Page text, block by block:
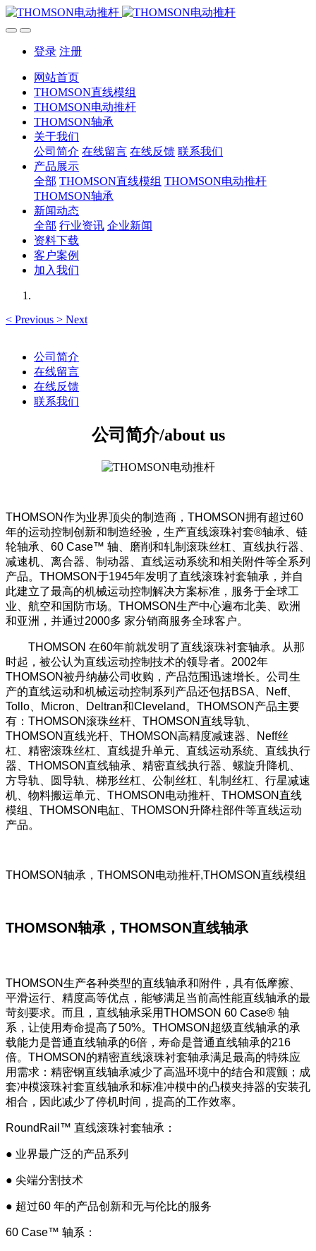
登录 注册
网站首页
THOMSON直线模组
THOMSON电动推杆
THOMSON轴承
关于我们
公司简介 在线留言 在线反馈 联系我们
产品展示
全部 THOMSON直线模组 THOMSON电动推杆
THOMSON轴承
新闻动态
全部 行业资讯 企业新闻
资料下载
客户案例
加入我们
< Previous > Next
公司简介
在线留言
在线反馈
联系我们
公司简介/about us
THOMSON作为业界顶尖的制造商，THOMSON拥有超过60
年的运动控制创新和制造经验，生产直线滚珠衬套®轴承、链
轮轴承、60 Case™ 轴、磨削和轧制滚珠丝杠、直线执行器、
减速机、离合器、制动器、直线运动系统和相关附件等全系列
产品。THOMSON于1945年发明了直线滚珠衬套轴承，并自
此建立了最高的机械运动控制解决方案标准，服务于全球工
业、航空和国防市场。THOMSON生产中心遍布北美、欧洲
和亚洲，并通过2000多 家分销商服务全球客户。
THOMSON 在60年前就发明了直线滚珠衬套轴承。从那
时起，被公认为直线运动控制技术的领导者。2002年
THOMSON被丹纳赫公司收购，产品范围迅速增长。公司生
产的直线运动和机械运动控制系列产品还包括BSA、Neff、
Tollo、Micron、Deltran和Cleveland。THOMSON产品主要
有：THOMSON滚珠丝杆、THOMSON直线导轨、
THOMSON直线光杆、THOMSON高精度减速器、Neff丝
杠、精密滚珠丝杠、直线提升单元、直线运动系统、直线执行
器、THOMSON直线轴承、精密直线执行器、螺旋升降机、
方导轨、圆导轨、梯形丝杠、公制丝杠、轧制丝杠、行星减速
机、物料搬运单元、THOMSON电动推杆、THOMSON直线
模组、THOMSON电缸、THOMSON升降柱部件等直线运动
产品。
THOMSON轴承，THOMSON电动推杆,THOMSON直线模组
THOMSON轴承，THOMSON直线轴承
THOMSON生产各种类型的直线轴承和附件，具有低摩擦、
平滑运行、精度高等优点，能够满足当前高性能直线轴承的最
苛刻要求。而且，直线轴承采用THOMSON 60 Case® 轴
系，让使用寿命提高了50%。THOMSON超级直线轴承的承
载能力是普通直线轴承的6倍，寿命是普通直线轴承的216
倍。THOMSON的精密直线滚珠衬套轴承满足最高的特殊应
用需求：精密钢直线轴承减少了高温环境中的结合和震颤；成
套冲模滚珠衬套直线轴承和标准冲模中的凸模夹持器的安装孔
相合，因此减少了停机时间，提高的工作效率。
RoundRail™ 直线滚珠衬套轴承：
● 业界最广泛的产品系列
● 尖端分割技术
● 超过60 年的产品创新和无与伦比的服务
60 Case™ 轴系：